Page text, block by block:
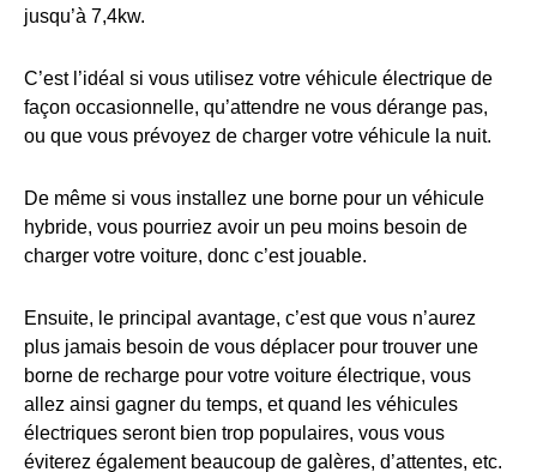
jusqu’à 7,4kw.
C’est l’idéal si vous utilisez votre véhicule électrique de
façon occasionnelle, qu’attendre ne vous dérange pas,
ou que vous prévoyez de charger votre véhicule la nuit.
De même si vous installez une borne pour un véhicule
hybride, vous pourriez avoir un peu moins besoin de
charger votre voiture, donc c’est jouable.
Ensuite, le principal avantage, c’est que vous n’aurez
plus jamais besoin de vous déplacer pour trouver une
borne de recharge pour votre voiture électrique, vous
allez ainsi gagner du temps, et quand les véhicules
électriques seront bien trop populaires, vous vous
éviterez également beaucoup de galères, d’attentes, etc.